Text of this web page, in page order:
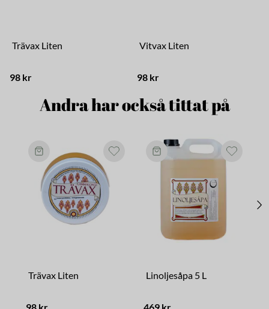
Trävax Liten
98 kr
Vitvax Liten
98 kr
Andra har också tittat på
Trävax Liten Linoljesåpa 5 L